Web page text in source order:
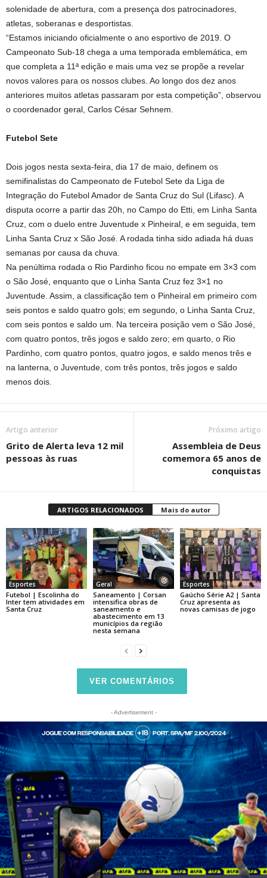
solenidade de abertura, com a presença dos patrocinadores,
atletas, soberanas e desportistas.
“Estamos iniciando oficialmente o ano esportivo de 2019. O
Campeonato Sub-18 chega a uma temporada emblemática, em
que completa a 11ª edição e mais uma vez se propõe a revelar
novos valores para os nossos clubes. Ao longo dos dez anos
anteriores muitos atletas passaram por esta competição”, observou
o coordenador geral, Carlos César Sehnem.
Futebol Sete
Dois jogos nesta sexta-feira, dia 17 de maio, definem os
semifinalistas do Campeonato de Futebol Sete da Liga de
Integração do Futebol Amador de Santa Cruz do Sul (Lifasc). A
disputa ocorre a partir das 20h, no Campo do Etti, em Linha Santa
Cruz, com o duelo entre Juventude x Pinheiral, e em seguida, tem
Linha Santa Cruz x São José. A rodada tinha sido adiada há duas
semanas por causa da chuva.
Na penúltima rodada o Rio Pardinho ficou no empate em 3×3 com
o São José, enquanto que o Linha Santa Cruz fez 3×1 no
Juventude. Assim, a classificação tem o Pinheiral em primeiro com
seis pontos e saldo quatro gols; em segundo, o Linha Santa Cruz,
com seis pontos e saldo um. Na terceira posição vem o São José,
com quatro pontos, três jogos e saldo zero; em quarto, o Rio
Pardinho, com quatro pontos, quatro jogos, e saldo menos três e
na lanterna, o Juventude, com três pontos, três jogos e saldo
menos dois.
Artigo anterior
Grito de Alerta leva 12 mil
pessoas às ruas
Próximo artigo
Assembleia de Deus
comemora 65 anos de
conquistas
ARTIGOS RELACIONADOS Mais do autor
Esportes
Futebol | Escolinha do
Inter tem atividades em
Santa Cruz
Geral
Saneamento | Corsan
intensifica obras de
saneamento e
abastecimento em 13
municípios da região
nesta semana
Esportes
Gaúcho Série A2 | Santa
Cruz apresenta as
novas camisas de jogo
VER COMENTÁRIOS
- Advertisement -